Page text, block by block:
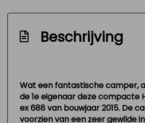
Luifel
Overige
Anti blokkeer systeem
Bestuurdersairbag
Beschrijving
Wat een fantastische camper,
de 1e eigenaar deze compacte
ex 688 van bouwjaar 2015. De
voorzien van een zeer gewilde